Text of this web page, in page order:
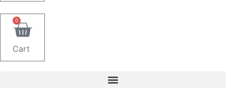
0
Cart